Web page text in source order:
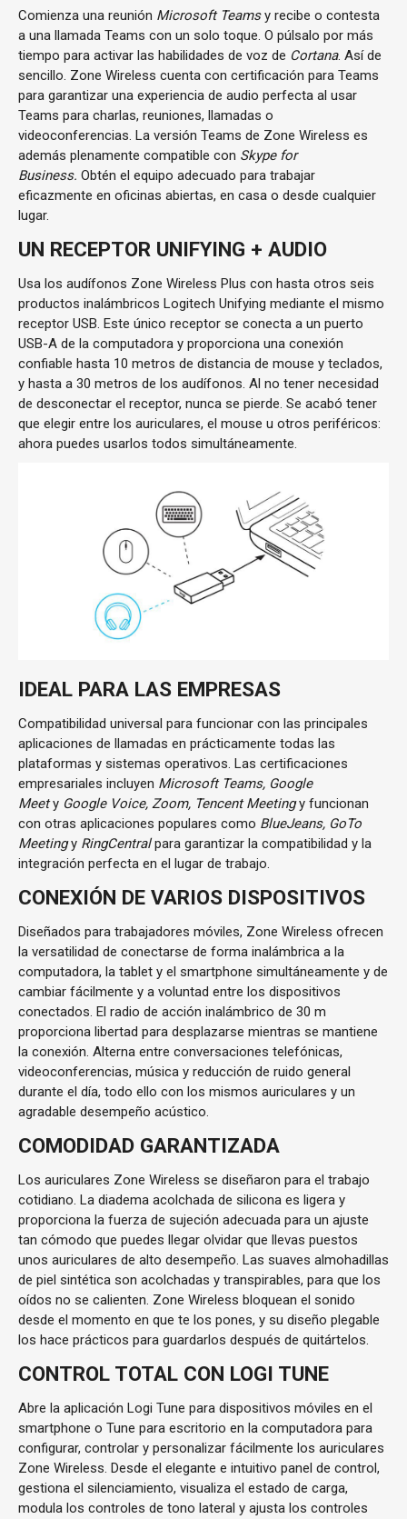
Comienza una reunión Microsoft Teamsy recibe o contesta
a una llamada Teams con un solo toque. O púlsalo por más
tiempo para activar las habilidades de voz de Cortana. Así de
sencillo. Zone Wireless cuenta con certificación para Teams
para garantizar una experiencia de audio perfecta al usar
Teams para charlas, reuniones, llamadas o
videoconferencias. La versión Teams de Zone Wireless es
además plenamente compatible con Skype for
Business. Obtén el equipo adecuado para trabajar
eficazmente en oficinas abiertas, en casa o desde cualquier
lugar.
UN RECEPTOR UNIFYING + AUDIO
Usa los audífonos Zone Wireless Plus con hasta otros seis
productos inalámbricos Logitech Unifying mediante el mismo
receptor USB. Este único receptor se conecta a un puerto
USB-A de la computadora y proporciona una conexión
confiable hasta 10 metros de distancia de mouse y teclados,
y hasta a 30 metros de los audífonos. Al no tener necesidad
de desconectar el receptor, nunca se pierde. Se acabó tener
que elegir entre los auriculares, el mouse u otros periféricos:
ahora puedes usarlos todos simultáneamente.
IDEAL PARA LAS EMPRESAS
Compatibilidad universal para funcionar con las principales
aplicaciones de llamadas en prácticamente todas las
plataformas y sistemas operativos. Las certificaciones
empresariales incluyen Microsoft Teams, Google
Meety Google Voice, Zoom, Tencent Meetingy funcionan
con otras aplicaciones populares como BlueJeans, GoTo
Meetingy RingCentralpara garantizar la compatibilidad y la
integración perfecta en el lugar de trabajo.
CONEXIÓN DE VARIOS DISPOSITIVOS
Diseñados para trabajadores móviles, Zone Wireless ofrecen
la versatilidad de conectarse de forma inalámbrica a la
computadora, la tablet y el smartphone simultáneamente y de
cambiar fácilmente y a voluntad entre los dispositivos
conectados. El radio de acción inalámbrico de 30 m
proporciona libertad para desplazarse mientras se mantiene
la conexión. Alterna entre conversaciones telefónicas,
videoconferencias, música y reducción de ruido general
durante el día, todo ello con los mismos auriculares y un
agradable desempeño acústico.
COMODIDAD GARANTIZADA
Los auriculares Zone Wireless se diseñaron para el trabajo
cotidiano. La diadema acolchada de silicona es ligera y
proporciona la fuerza de sujeción adecuada para un ajuste
tan cómodo que puedes llegar olvidar que llevas puestos
unos auriculares de alto desempeño. Las suaves almohadillas
de piel sintética son acolchadas y transpirables, para que los
oídos no se calienten. Zone Wireless bloquean el sonido
desde el momento en que te los pones, y su diseño plegable
los hace prácticos para guardarlos después de quitártelos.
CONTROL TOTAL CON LOGI TUNE
Abre la aplicación Logi Tune para dispositivos móviles en el
smartphone o Tune para escritorio en la computadora para
configurar, controlar y personalizar fácilmente los auriculares
Zone Wireless. Desde el elegante e intuitivo panel de control,
gestiona el silenciamiento, visualiza el estado de carga,
modula los controles de tono lateral y ajusta los controles